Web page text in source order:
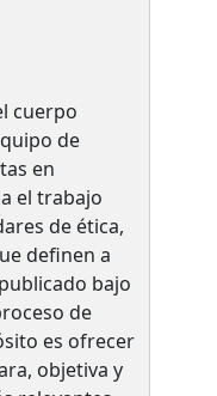
cuerpo
de
en
el trabajo
de ética,
definen a
bajo
de
es ofrecer
objetiva y